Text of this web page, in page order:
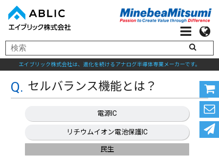
エイブリック株式会社は、進化を続けるアナログ半導体専業メーカーです。
セルバランス機能とは？
電源IC
リチウムイオン電池保護IC
民生